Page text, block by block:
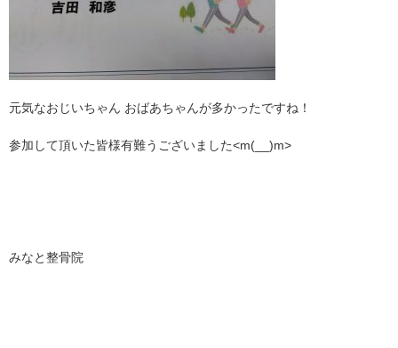
元気なおじいちゃん おばあちゃんが多かったですね！
参加して頂いた皆様有難うございました<m(__)m>
みなと整骨院